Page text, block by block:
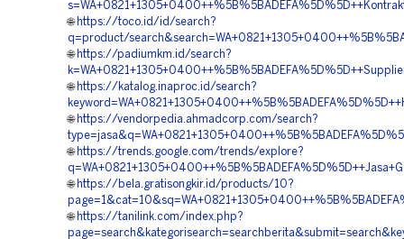
🌐 https://toco.id/id/search?
q=product/
🌐 https://padiumkm.id/search?
🌐 https://katalog.inaproc.id/search?
🌐 https://vendorpedia.ahmadcorp.com/search?
🌐 https://trends.google.com/trends/explore?
🌐 https://bela.gratisongkir.id/products/10?
🌐 https://tanilink.com/index.php?